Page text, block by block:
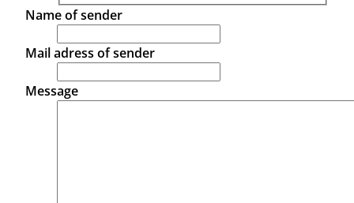
Name of sender
Mail adress of sender
Message